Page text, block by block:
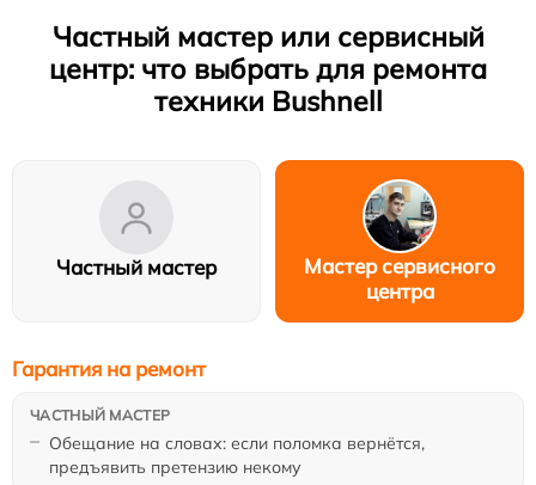
Частный мастер или сервисный
центр: что выбрать для ремонта
техники Bushnell
Частный мастер
Мастер сервисного
центра
Обещание на словах: если поломка вернётся,
предъявить претензию некому
Гарантия на ремонт